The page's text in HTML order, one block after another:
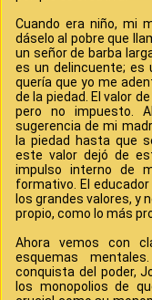
Cuando era niño, mi
dáselo al pobre que
un señor de barba
es un delincuente; es
quería que yo me
de la piedad. El valor
pero no impuesto.
sugerencia de mi
la piedad hasta que
este valor dejó de
impulso interno de
formativo. El
los grandes valores, y
propio, como lo más
Ahora vemos con
esquemas
conquista del poder,
los monopolios de